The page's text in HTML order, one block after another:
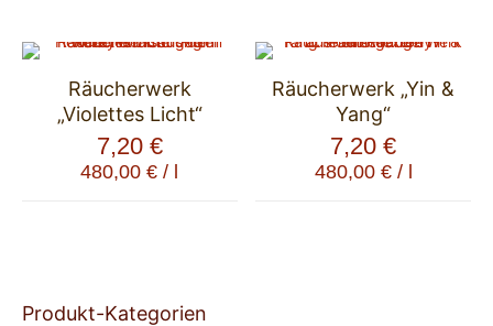
Räucherwerk
„Violettes Licht“
7,20 €
480,00€ /
Räucherwerk „Yin &
Yang“
7,20€
480,00 €/
Produkt-Kategorien